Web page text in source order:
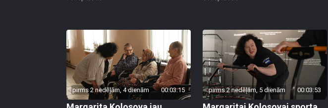
pirms 2 nedēļām, 4 dienām 00:03:15 pirms 2 nedēļām, 5 dienām 00:03:53